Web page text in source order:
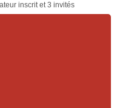
inscrit et 3 invités